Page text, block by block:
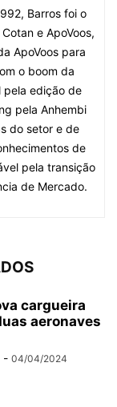
Barros foi o
e ApoVoos,
ApoVoos para
o boom da
pela edição de
pela Anhembi
do setor e de
de
pela transição
de Mercado.
cargueira
aeronaves
- 04/04/2024